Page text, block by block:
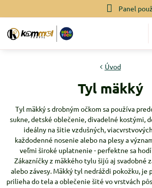
Panel
Úvod
Tyl mäkký
Tyl mäkký s drobným očkom sa používa
sukne, detské oblečenie, divadelné kostými,
ideálny na šitie vzdušných,
každodenné nosenie alebo na plesy a
veľmi široké uplatnenie - perfektne sa
Zákazníčky z mäkkého tylu šijú aj svadobné
alebo závesy. Mäkký tyl nedráždi pokožku, je
prilieha do tela a oblečenie šité vo vrstvách